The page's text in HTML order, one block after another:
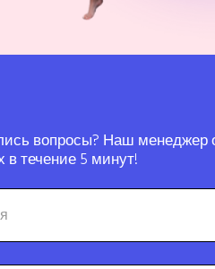
вопросы? Наш менеджер
в течение 5 минут!